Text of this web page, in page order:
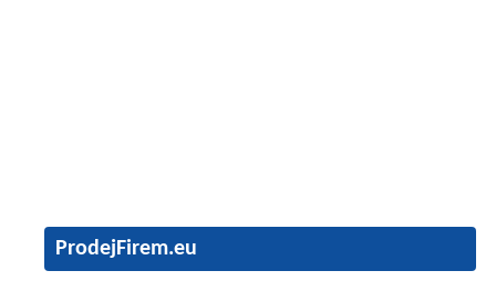
ProdejFirem.eu